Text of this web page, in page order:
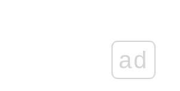
ad